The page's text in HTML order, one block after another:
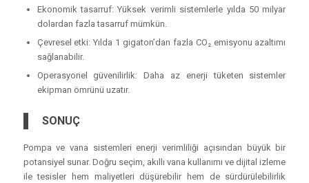
Ekonomik tasarruf: Yüksek verimli sistemlerle yılda 50 milyar
dolardan fazla tasarruf mümkün.
Çevresel etki: Yılda 1 gigaton’dan fazla CO₂ emisyonu azaltımı
sağlanabilir.
Operasyonel güvenilirlik: Daha az enerji tüketen sistemler
ekipman ömrünü uzatır.
SONUÇ
Pompa ve vana sistemleri enerji verimliliği açısından büyük bir
potansiyel sunar. Doğru seçim, akıllı vana kullanımı ve dijital izleme
ile tesisler hem maliyetleri düşürebilir hem de sürdürülebilirlik